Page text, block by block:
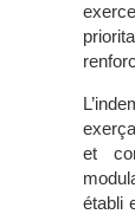
et
établi